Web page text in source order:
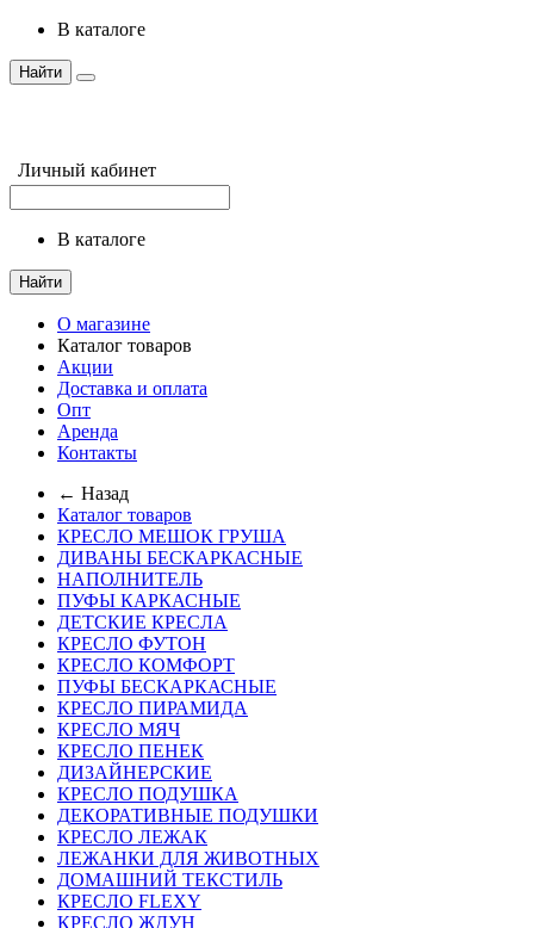
в каталоге
Найти
Личный кабинет
в каталоге
Найти
О магазине
Каталог товаров
Акции
Доставка и оплата
Опт
Аренда
Контакты
← Назад
Каталог товаров
КРЕСЛО МЕШОК ГРУША
ДИВАНЫ БЕСКАРКАСНЫЕ
НАПОЛНИТЕЛЬ
ПУФЫ КАРКАСНЫЕ
ДЕТСКИЕ КРЕСЛА
КРЕСЛО ФУТОН
КРЕСЛО КОМФОРТ
ПУФЫ БЕСКАРКАСНЫЕ
КРЕСЛО ПИРАМИДА
КРЕСЛО МЯЧ
КРЕСЛО ПЕНЕК
ДИЗАЙНЕРСКИЕ
КРЕСЛО ПОДУШКА
ДЕКОРАТИВНЫЕ ПОДУШКИ
КРЕСЛО ЛЕЖАК
ЛЕЖАНКИ ДЛЯ ЖИВОТНЫХ
ДОМАШНИЙ ТЕКСТИЛЬ
КРЕСЛО FLEXY
КРЕСЛО ЖДУН